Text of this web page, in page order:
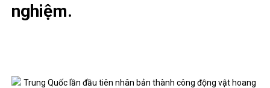
nghiệm.